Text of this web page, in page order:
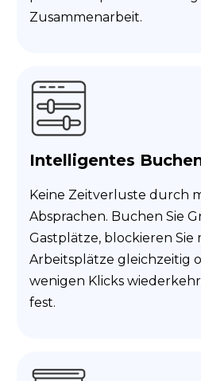
Zusammenarbeit.
Intelligentes
Keine Zeitverluste durch
Absprachen. Buchen Sie
Gastplätze, blockieren Sie
Arbeitsplätze gleichzeitig
wenigen Klicks
fest.